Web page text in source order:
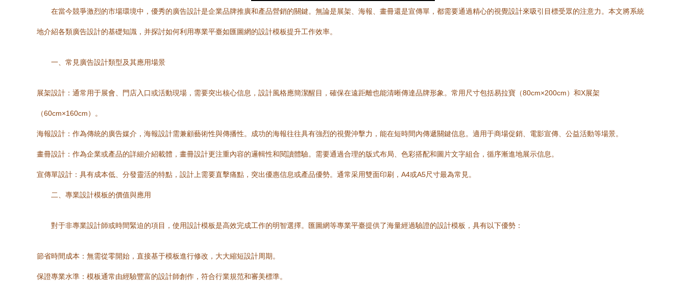
在當今競爭激烈的市場環境中，優秀的廣告設計是企業品牌推廣和產品營銷的關鍵。無論是展架、海報、畫冊還是宣傳單，都需要通過精心的視覺設計來吸引目標受眾的注意力。本文將系統
地介紹各類廣告設計的基礎知識，并探討如何利用專業平臺如匯圖網的設計模板提升工作效率。
一、常見廣告設計類型及其應用場景
展架設計：通常用于展會、門店入口或活動現場，需要突出核心信息，設計風格應簡潔醒目，確保在遠距離也能清晰傳達品牌形象。常用尺寸包括易拉寶（80cm×200cm）和X展架
（60cm×160cm）。
海報設計：作為傳統的廣告媒介，海報設計需兼顧藝術性與傳播性。成功的海報往往具有強烈的視覺沖擊力，能在短時間內傳遞關鍵信息。適用于商場促銷、電影宣傳、公益活動等場景。
畫冊設計：作為企業或產品的詳細介紹載體，畫冊設計更注重內容的邏輯性和閱讀體驗。需要通過合理的版式布局、色彩搭配和圖片文字組合，循序漸進地展示信息。
宣傳單設計：具有成本低、分發靈活的特點，設計上需要直擊痛點，突出優惠信息或產品優勢。通常采用雙面印刷，A4或A5尺寸最為常見。
二、專業設計模板的價值與應用
對于非專業設計師或時間緊迫的項目，使用設計模板是高效完成工作的明智選擇。匯圖網等專業平臺提供了海量經過驗證的設計模板，具有以下優勢：
節省時間成本：無需從零開始，直接基于模板進行修改，大大縮短設計周期。
保證專業水準：模板通常由經驗豐富的設計師創作，符合行業規范和審美標準。